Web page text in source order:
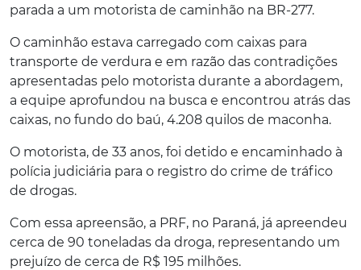
parada a um motorista de caminhão na BR-277.
O caminhão estava carregado com caixas para
transporte de verdura e em razão das contradições
apresentadas pelo motorista durante a abordagem,
a equipe aprofundou na busca e encontrou atrás das
caixas, no fundo do baú, 4.208 quilos de maconha.
O motorista, de 33 anos, foi detido e encaminhado à
polícia judiciária para o registro do crime de tráfico
de drogas.
Com essa apreensão, a PRF, no Paraná, já apreendeu
cerca de 90 toneladas da droga, representando um
prejuízo de cerca de R$ 195 milhões.